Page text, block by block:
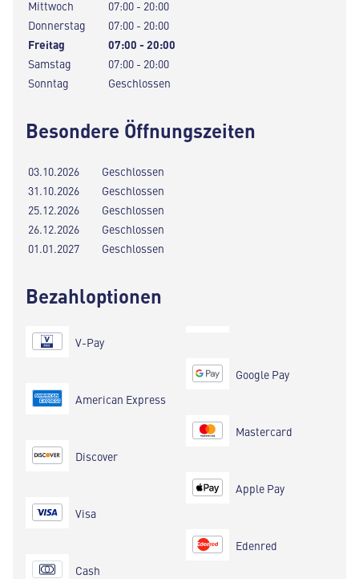
Mittwoch
07:00 - 20:00
Donnerstag
07:00 - 20:00
Freitag
07:00 - 20:00
Samstag
07:00 - 20:00
Sonntag
Geschlossen
Besondere Öffnungszeiten
03.10.2026
Geschlossen
31.10.2026
Geschlossen
25.12.2026
Geschlossen
26.12.2026
Geschlossen
01.01.2027
Geschlossen
Bezahloptionen
V-Pay
American Express
Discover
Visa
Cash
Google Pay
Mastercard
Apple Pay
Edenred